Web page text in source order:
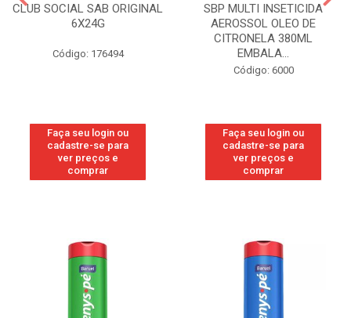
CLUB SOCIAL SAB ORIGINAL
6X24G
Código: 176494
Faça seu login ou
cadastre-se para
ver preços e
comprar
SBP MULTI INSETICIDA
AEROSSOL OLEO DE
CITRONELA 380ML
EMBALA...
Código: 6000
Faça seu login ou
cadastre-se para
ver preços e
comprar